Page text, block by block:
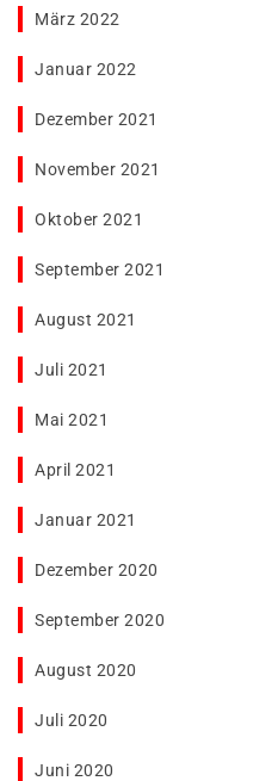
März 2022
Januar 2022
Dezember 2021
November 2021
Oktober 2021
September 2021
August 2021
Juli 2021
Mai 2021
April 2021
Januar 2021
Dezember 2020
September 2020
August 2020
Juli 2020
Juni 2020